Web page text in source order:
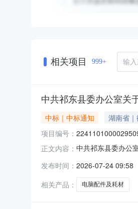
相关项目 999+
中共祁东县委办公室关
中标｜中标通知 湖南省
项目编号：
正文内容： 中共祁东县委办公
省衡阳市祁东县报
发布时间： 2026-07-24 09:58
相关产品：
电脑配件及耗材